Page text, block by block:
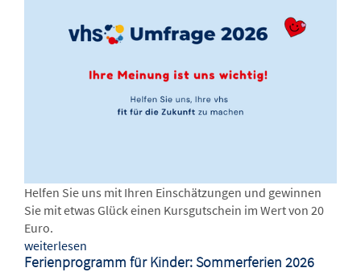
Helfen Sie uns mit Ihren Einschätzungen und gewinnen
Sie mit etwas Glück einen Kursgutschein im Wert von 20
Euro.
weiterlesen
Ferienprogramm für Kinder: Sommerferien 2026